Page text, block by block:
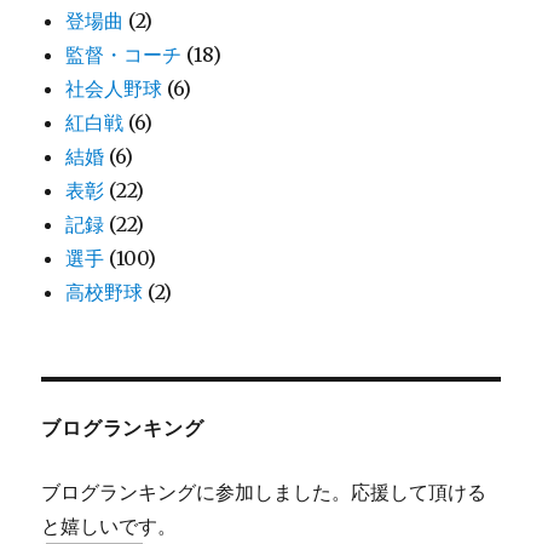
登場曲 (2)
監督・コーチ (18)
社会人野球 (6)
紅白戦 (6)
結婚 (6)
表彰 (22)
記録 (22)
選手 (100)
高校野球 (2)
ブログランキング
ブログランキングに参加しました。応援して頂ける
と嬉しいです。